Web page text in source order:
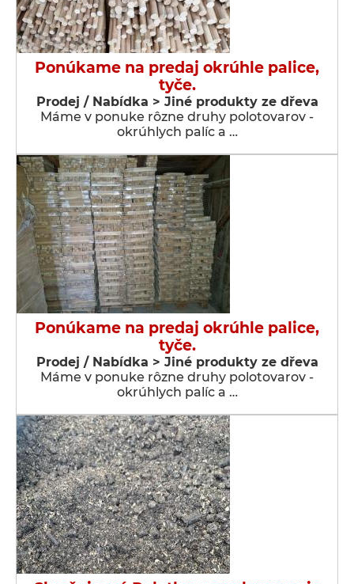
Ponúkame na predaj okrúhle palice,
tyče.
Prodej / Nabídka > Jiné produkty ze dřeva
Máme v ponuke rôzne druhy polotovarov -
okrúhlych palíc a …
Ponúkame na predaj okrúhle palice,
tyče.
Prodej / Nabídka > Jiné produkty ze dřeva
Máme v ponuke rôzne druhy polotovarov -
okrúhlych palíc a …